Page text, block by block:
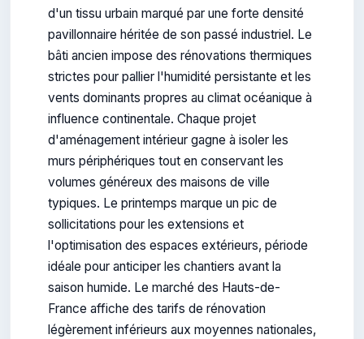
d'un tissu urbain marqué par une forte densité
pavillonnaire héritée de son passé industriel. Le
bâti ancien impose des rénovations thermiques
strictes pour pallier l'humidité persistante et les
vents dominants propres au climat océanique à
influence continentale. Chaque projet
d'aménagement intérieur gagne à isoler les
murs périphériques tout en conservant les
volumes généreux des maisons de ville
typiques. Le printemps marque un pic de
sollicitations pour les extensions et
l'optimisation des espaces extérieurs, période
idéale pour anticiper les chantiers avant la
saison humide. Le marché des Hauts-de-
France affiche des tarifs de rénovation
légèrement inférieurs aux moyennes nationales,